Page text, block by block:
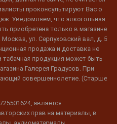
проконсультируют Вас о
Уведомляем, что алкогольная
приобретена только в магазине
ул. Серпуховский вал, д. 5
продажа и доставка не
табачная продукция может быть
Галерея Градусов. При
совершеннолетие. (Старше
является
прав на материалы, в